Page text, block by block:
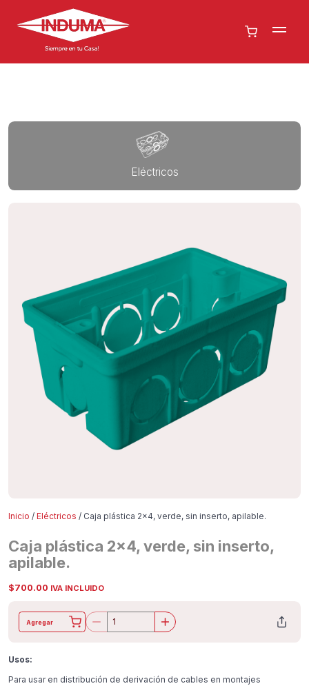
Eléctricos
Inicio / Eléctricos / Caja plástica 2×4, verde, sin inserto, apilable.
Caja plástica 2×4, verde, sin inserto,
apilable.
$700.00 IVA INCLUIDO
Agregar
Usos:
Para usar en distribución de derivación de cables en montajes